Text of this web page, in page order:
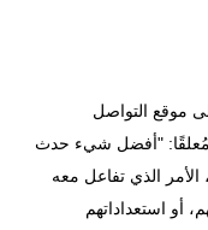
موقع التواصل
مُعلقًا: "أفضل شيء حدث
الأمر الذي تفاعل معه
أو استعداداتهم